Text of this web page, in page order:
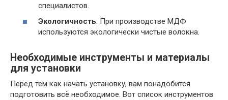
специалистов.
Экологичность: При производстве МДФ
используются экологически чистые волокна.
Необходимые инструменты и материалы
для установки
Перед тем как начать установку, вам понадобится
подготовить всё необходимое. Вот список инструментов